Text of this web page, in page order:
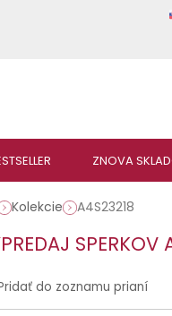
Kolekcie A4S23218
SPERKOV
do zoznamu prianí